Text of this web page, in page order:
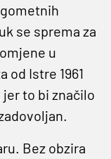
se sprema za
u
od Istre 1961
to bi značilo
Bez obzira